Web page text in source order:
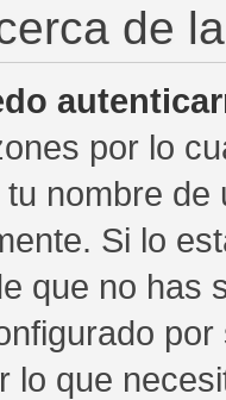
de
por lo
nombre
Si lo
que no has
lo que